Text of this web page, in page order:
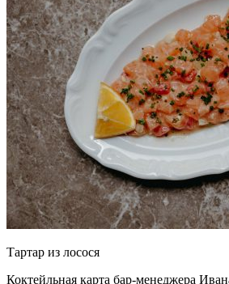
Тартар из лосося
Коктейльная карта бар-менеджера